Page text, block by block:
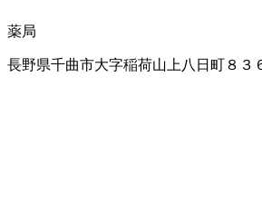
薬局
長野県千曲市大字稲荷山上八日町８３